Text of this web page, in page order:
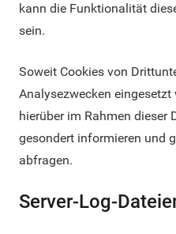
kann die Funktionalität
sein.
Soweit Cookies von
Analysezwecken eingesetzt
hierüber im Rahmen dieser
gesondert informieren und
abfragen.
Server-Log-